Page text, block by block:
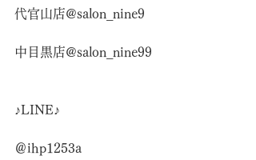
代官山店@salon_nine9
中目黒店@salon_nine99
♪LINE♪
＠ihp1253a